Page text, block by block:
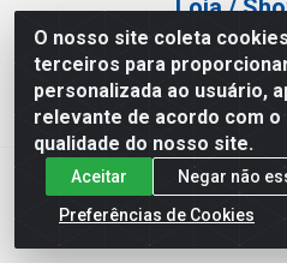
O nosso site coleta
terceiros para
personalizada ao usuário,
relevante de acordo com
qualidade do nosso site.
Aceitar
Negar não
Preferências de Cookies
Loja /
Tel.: (11)
Av Vautier, 587/597 -
Atef Distribuidora LTDA - Av.
Paulo/SP - CEP 03.032-000 -